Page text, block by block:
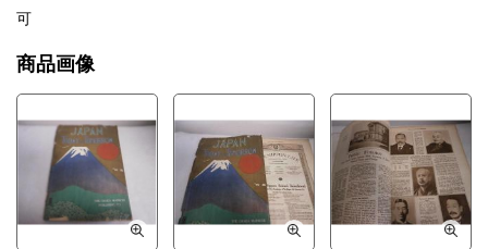
可
商品画像